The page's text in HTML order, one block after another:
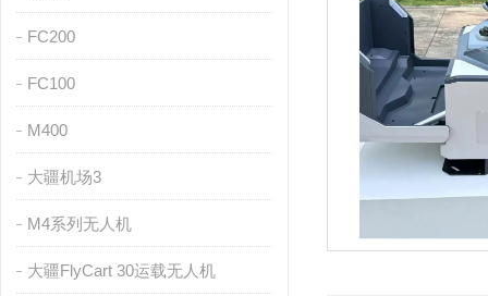
FC200
FC100
M400
大疆机场3
M4系列无人机
大疆FlyCart 30运载无人机